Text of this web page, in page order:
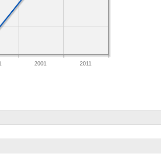
2001 2011